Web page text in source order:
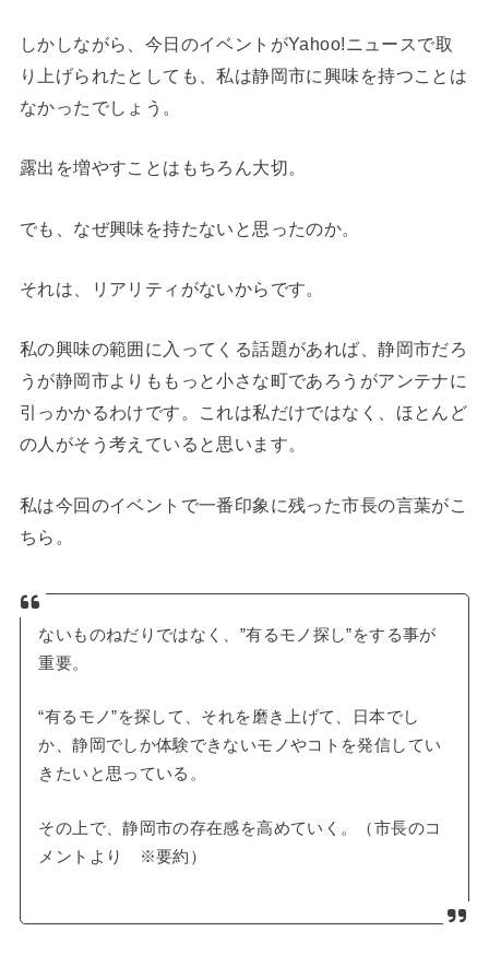
しかしながら、今日のイベントがYahoo!ニュースで取
り上げられたとしても、私は静岡市に興味を持つことは
なかったでしょう。
露出を増やすことはもちろん大切。
でも、なぜ興味を持たないと思ったのか。
それは、リアリティがないからです。
私の興味の範囲に入ってくる話題があれば、静岡市だろ
うが静岡市よりももっと小さな町であろうがアンテナに
引っかかるわけです。これは私だけではなく、ほとんど
の人がそう考えていると思います。
私は今回のイベントで一番印象に残った市長の言葉がこ
ちら。
ないものねだりではなく、”有るモノ探し”をする事が
重要。
“有るモノ”を探して、それを磨き上げて、日本でし
か、静岡でしか体験できないモノやコトを発信してい
きたいと思っている。
その上で、静岡市の存在感を高めていく。（市長のコ
メントより ※要約）